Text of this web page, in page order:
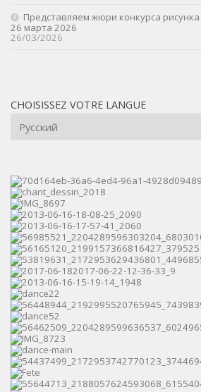
Представляем жюри конкурса
26 марта 2026
26/03/2026
CHOISISSEZ VOTRE LANGUE